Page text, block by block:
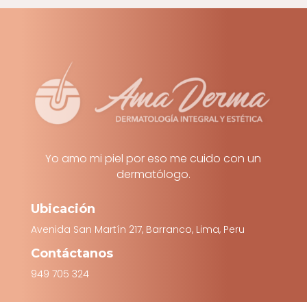
Yo amo mi piel por eso me cuido con un
dermatólogo.
Ubicación
Avenida San Martín 217, Barranco, Lima, Peru
Contáctanos
949 705 324